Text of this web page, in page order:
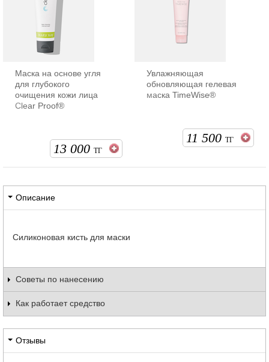
Маска на основе угля
для глубокого
очищения кожи лица
Clear Proof®
13 000 ТГ
Увлажняющая
обновляющая гелевая
маска TimeWise®
11 500 ТГ
Описание
Силиконовая кисть для маски
Советы по нанесению
Как работает средство
Отзывы